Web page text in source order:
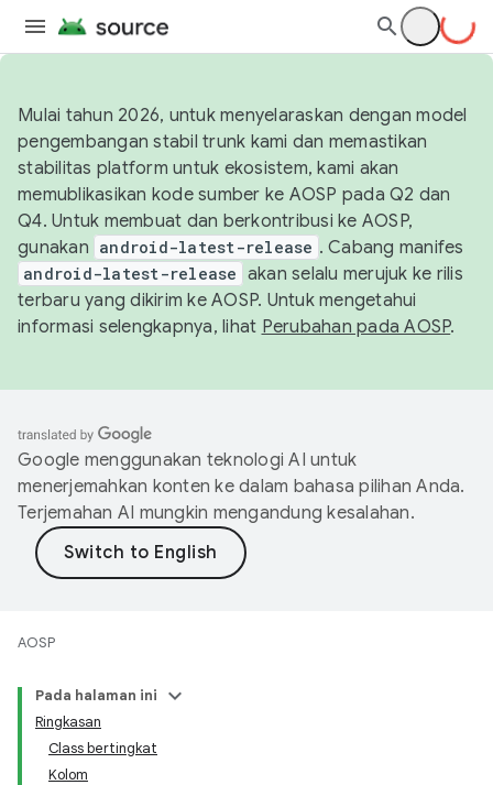
Mulai tahun 2026, untuk menyelaraskan dengan model
pengembangan stabil trunk kami dan memastikan
stabilitas platform untuk ekosistem, kami akan
memublikasikan kode sumber ke AOSP pada Q2 dan
Q4. Untuk membuat dan berkontribusi ke AOSP,
gunakan android-latest-release . Cabang manifes
android-latest-release akan selalu merujuk ke rilis
terbaru yang dikirim ke AOSP. Untuk mengetahui
informasi selengkapnya, lihat Perubahan pada AOSP.
Google menggunakan teknologi AI untuk
menerjemahkan konten ke dalam bahasa pilihan Anda.
Terjemahan AI mungkin mengandung kesalahan.
AOSP
Pada halaman ini
Ringkasan
Class bertingkat
Kolom